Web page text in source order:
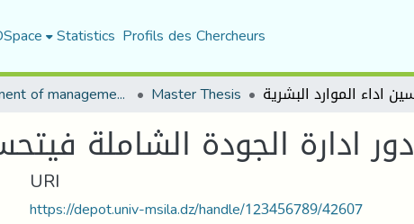
Statistics Profils des Chercheurs
Department of management sciences Master Thesis
دور ادارة الجودة الشاملة
URI
https://depot.univ-msila.dz/handle/123456789/42607